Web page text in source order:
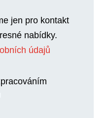
jen pro kontakt
nabídky.
údajů